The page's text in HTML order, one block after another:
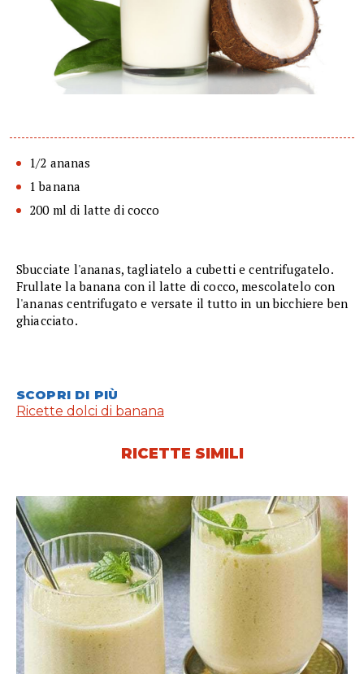
1/2 ananas
1 banana
200 ml di latte di cocco
Sbucciate l'ananas, tagliatelo a cubetti e centrifugatelo.
Frullate la banana con il latte di cocco, mescolatelo con
l'ananas centrifugato e versate il tutto in un bicchiere ben
ghiacciato.
SCOPRI DI PIÙ
Ricette dolci di banana
RICETTE SIMILI